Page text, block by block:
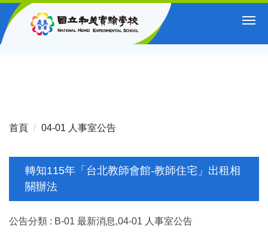
跳
到
首頁 04-01 人事室公告
轉知115年「台北教師會館-教師住宅」出租相
關辦法
公告分類 : B-01 最新消息,04-01 人事室公告